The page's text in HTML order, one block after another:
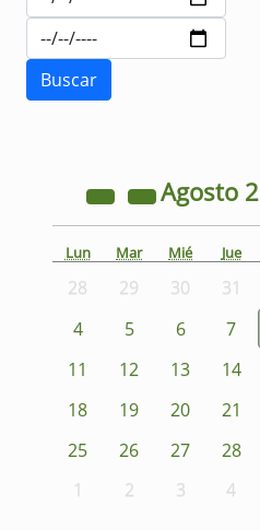
Agosto
Lun Mar Mié Jue
28 29 30 31
4
5 6 7
11
12 13 14
18
19 20 21
25
26 27 28
1
2 3 4